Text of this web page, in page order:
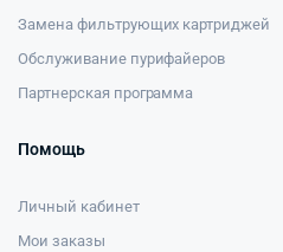
Замена фильтрующих картриджей
Обслуживание пурифайеров
Партнерская программа
Помощь
Личный кабинет
Мои заказы